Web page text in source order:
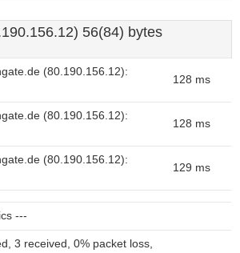
56(84) bytes
(80.190.156.12):
128 ms
(80.190.156.12):
128 ms
(80.190.156.12):
129 ms
---
3 received, 0% packet loss,